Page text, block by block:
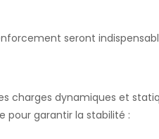
seront
charges dynamiques et
pour garantir la stabilité :